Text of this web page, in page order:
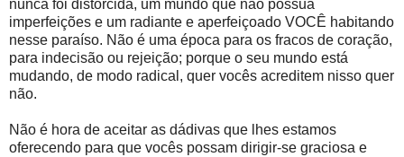
nunca foi distorcida, um mundo que não possua
imperfeições e um radiante e aperfeiçoado VOCÊ habitando
nesse paraíso. Não é uma época para os fracos de coração,
para indecisão ou rejeição; porque o seu mundo está
mudando, de modo radical, quer vocês acreditem nisso quer
não.
Não é hora de aceitar as dádivas que lhes estamos
oferecendo para que vocês possam dirigir-se graciosa e